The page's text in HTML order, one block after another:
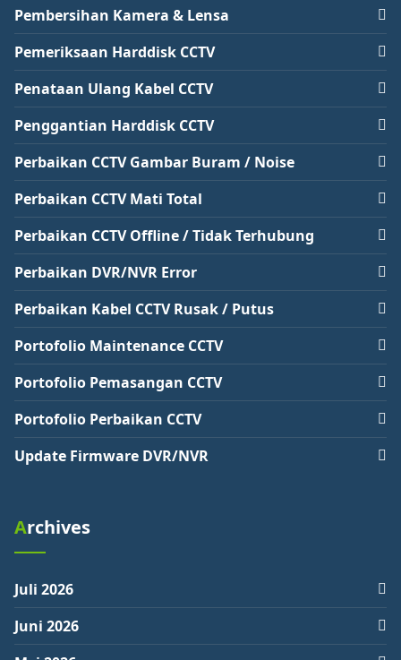
Pembersihan Kamera & Lensa
Pemeriksaan Harddisk CCTV
Penataan Ulang Kabel CCTV
Penggantian Harddisk CCTV
Perbaikan CCTV Gambar Buram / Noise
Perbaikan CCTV Mati Total
Perbaikan CCTV Offline / Tidak Terhubung
Perbaikan DVR/NVR Error
Perbaikan Kabel CCTV Rusak / Putus
Portofolio Maintenance CCTV
Portofolio Pemasangan CCTV
Portofolio Perbaikan CCTV
Update Firmware DVR/NVR
Archives
Juli 2026
Juni 2026